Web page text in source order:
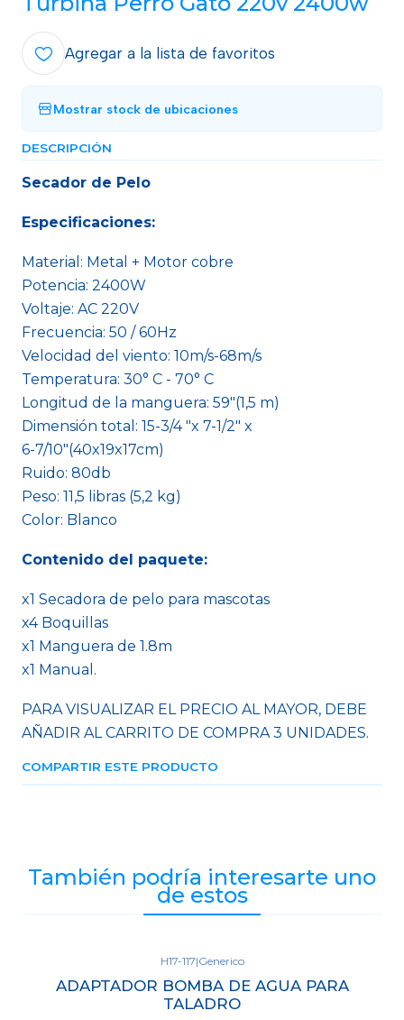
Agregar a la lista de favoritos
Mostrar stock de ubicaciones
DESCRIPCIÓN
Secador de Pelo
Especificaciones:
Material: Metal + Motor cobre
Potencia: 2400W
Voltaje: AC 220V
Frecuencia: 50 / 60Hz
Velocidad del viento: 10m/s-68m/s
Temperatura: 30° C - 70° C
Longitud de la manguera: 59"(1,5 m)
Dimensión total: 15-3/4 "x 7-1/2" x
6-7/10"(40x19x17cm)
Ruido: 80db
Peso: 11,5 libras (5,2 kg)
Color: Blanco
Contenido del paquete:
x1 Secadora de pelo para mascotas
x4 Boquillas
x1 Manguera de 1.8m
x1 Manual.
PARA VISUALIZAR EL PRECIO AL MAYOR, DEBE
AÑADIR AL CARRITO DE COMPRA 3 UNIDADES.
COMPARTIR ESTE PRODUCTO
También podría interesarte uno
de estos
H17-117|Generico
ADAPTADOR BOMBA DE AGUA PARA
TALADRO